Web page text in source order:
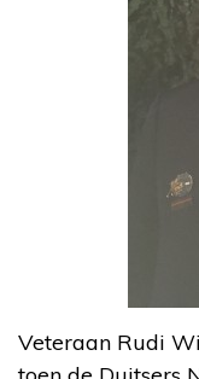
Veteraan Rudi